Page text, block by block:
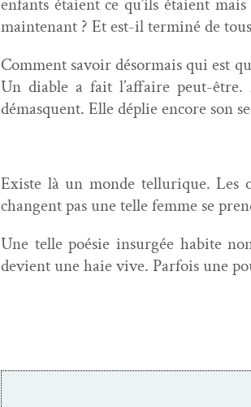
main­tenant ? Et est-il ter­miné de tous
Com­ment savoir désor­mais qui est
Un dia­ble a fait l’affaire peut-être.
démasquent. Elle déplie encore son
Existe là un monde tel­lurique. Les
changent pas une telle femme se
Une telle poésie insurgée habite
devient une haie vive. Par­fois une